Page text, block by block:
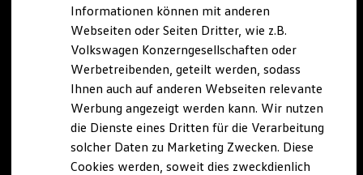
Lifestyle Shop
T-Roc Kollektion
Golf Kollektion
ID. Kollektion
Volkswagen Kollektion
R-Kollektion
GTI Kollektion
Fußball Drop
we drive football
#wedriveproud
Besitzer und Service
Informationen können mit anderen
Webseiten oder Seiten Dritter, wie z.B.
Volkswagen Konzerngesellschaften oder
Werbetreibenden, geteilt werden, sodass
Ihnen auch auf anderen Webseiten relevante
Werbung angezeigt werden kann. Wir nutzen
die Dienste eines Dritten für die Verarbeitung
solcher Daten zu Marketing Zwecken. Diese
Cookies werden, soweit dies zweckdienlich